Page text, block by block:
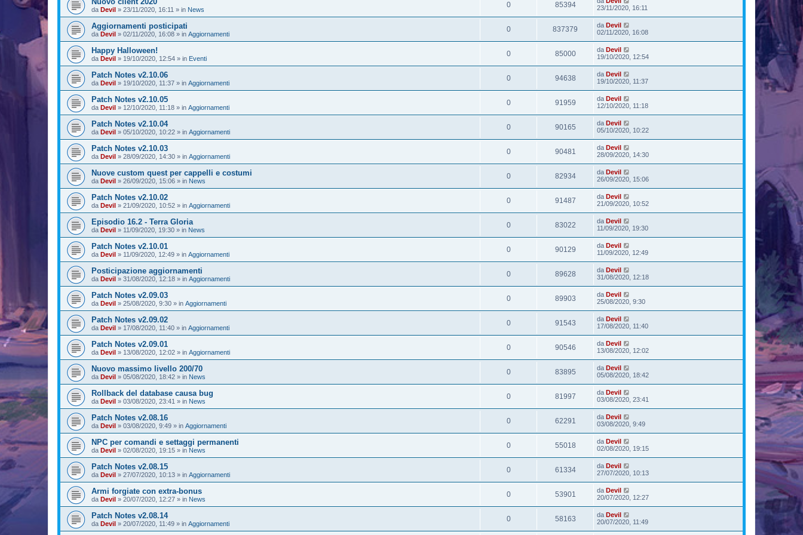
da Devil » 23/11/2020, 16:11 » in News
0 85394
23/11/2020, 16:11
Aggiornamenti posticipati
da Devil » 02/11/2020, 16:08 » in Aggiornamenti
0 837379 da Devil
02/11/2020, 16:08
Happy Halloween!
da Devil » 19/10/2020, 12:54 » in Eventi
0 85000 da Devil
19/10/2020, 12:54
Patch Notes v2.10.06
da Devil » 19/10/2020, 11:37 » in Aggiornamenti
0 94638 da Devil
19/10/2020, 11:37
Patch Notes v2.10.05
da Devil » 12/10/2020, 11:18 » in Aggiornamenti
0 91959 da Devil
12/10/2020, 11:18
Patch Notes v2.10.04
da Devil » 05/10/2020, 10:22 » in Aggiornamenti
0 90165 da Devil
05/10/2020, 10:22
Patch Notes v2.10.03
da Devil » 28/09/2020, 14:30 » in Aggiornamenti
0 90481 da Devil
28/09/2020, 14:30
Nuove custom quest per cappelli e costumi
da Devil » 26/09/2020, 15:06 » in News
0 82934 da Devil
26/09/2020, 15:06
Patch Notes v2.10.02
da Devil » 21/09/2020, 10:52 » in Aggiornamenti
0 91487 da Devil
21/09/2020, 10:52
Episodio 16.2 - Terra Gloria
da Devil » 11/09/2020, 19:30 » in News
0 83022 da Devil
11/09/2020, 19:30
Patch Notes v2.10.01
da Devil » 11/09/2020, 12:49 » in Aggiornamenti
0 90129 da Devil
11/09/2020, 12:49
Posticipazione aggiornamenti
da Devil » 31/08/2020, 12:18 » in Aggiornamenti
0 89628 da Devil
31/08/2020, 12:18
Patch Notes v2.09.03
da Devil » 25/08/2020, 9:30 » in Aggiornamenti
0 89903 da Devil
25/08/2020, 9:30
Patch Notes v2.09.02
da Devil » 17/08/2020, 11:40 » in Aggiornamenti
0 91543 da Devil
17/08/2020, 11:40
Patch Notes v2.09.01
da Devil » 13/08/2020, 12:02 » in Aggiornamenti
0 90546 da Devil
13/08/2020, 12:02
Nuovo massimo livello 200/70
da Devil » 05/08/2020, 18:42 » in News
0 83895 da Devil
05/08/2020, 18:42
Rollback del database causa bug
da Devil » 03/08/2020, 23:41 » in News
0 81997 da Devil
03/08/2020, 23:41
Patch Notes v2.08.16
da Devil » 03/08/2020, 9:49 » in Aggiornamenti
0 62291 da Devil
03/08/2020, 9:49
NPC per comandi e settaggi permanenti
da Devil » 02/08/2020, 19:15 » in News
0 55018 da Devil
02/08/2020, 19:15
Patch Notes v2.08.15
da Devil » 27/07/2020, 10:13 » in Aggiornamenti
0 61334 da Devil
27/07/2020, 10:13
Armi forgiate con extra-bonus
da Devil » 20/07/2020, 12:27 » in News
0 53901 da Devil
20/07/2020, 12:27
Patch Notes v2.08.14
da Devil » 20/07/2020, 11:49 » in Aggiornamenti
0 58163 da Devil
20/07/2020, 11:49